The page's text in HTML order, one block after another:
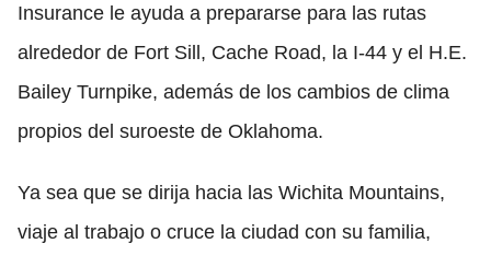
Insurance le ayuda a prepararse para las rutas
alrededor de Fort Sill, Cache Road, la I-44 y el H.E.
Bailey Turnpike, además de los cambios de clima
propios del suroeste de Oklahoma.
Ya sea que se dirija hacia las Wichita Mountains,
viaje al trabajo o cruce la ciudad con su familia,